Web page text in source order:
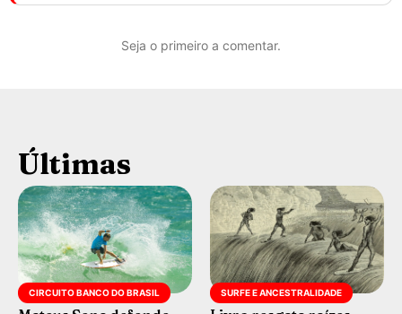
Seja o primeiro a comentar.
Últimas
CIRCUITO BANCO DO BRASIL SURFE E ANCESTRALIDADE